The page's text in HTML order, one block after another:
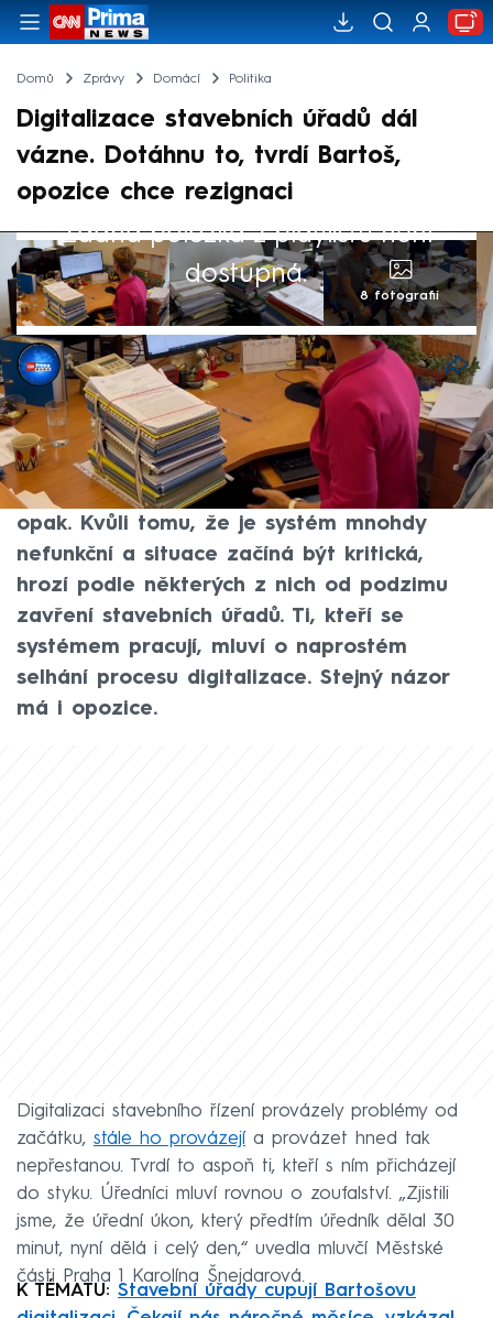
Domů Zprávy Domácí Politika
Digitalizace stavebních úřadů dál
vázne. Dotáhnu to, tvrdí Bartoš,
opozice chce rezignaci
Žádná položka z playlistu není
dostupná.
8 fotografií
Monika Rusová
25. čvc 2024, 20:46
Digitalizace měla proces stavebního řízení
zrychlit a zjednodušit. Jak ale potvrzují další
stížnosti úředníků i expertů, stal se pravý
opak. Kvůli tomu, že je systém mnohdy
nefunkční a situace začíná být kritická,
hrozí podle některých z nich od podzimu
zavření stavebních úřadů. Ti, kteří se
systémem pracují, mluví o naprostém
selhání procesu digitalizace. Stejný názor
má i opozice.
Digitalizaci stavebního řízení provázely problémy od
začátku, stále ho provázejí a provázet hned tak
nepřestanou. Tvrdí to aspoň ti, kteří s ním přicházejí
do styku. Úředníci mluví rovnou o zoufalství. „Zjistili
jsme, že úřední úkon, který předtím úředník dělal 30
minut, nyní dělá i celý den,“ uvedla mluvčí Městské
části Praha 1 Karolína Šnejdarová.
K TÉMATU: Stavební úřady cupují Bartošovu